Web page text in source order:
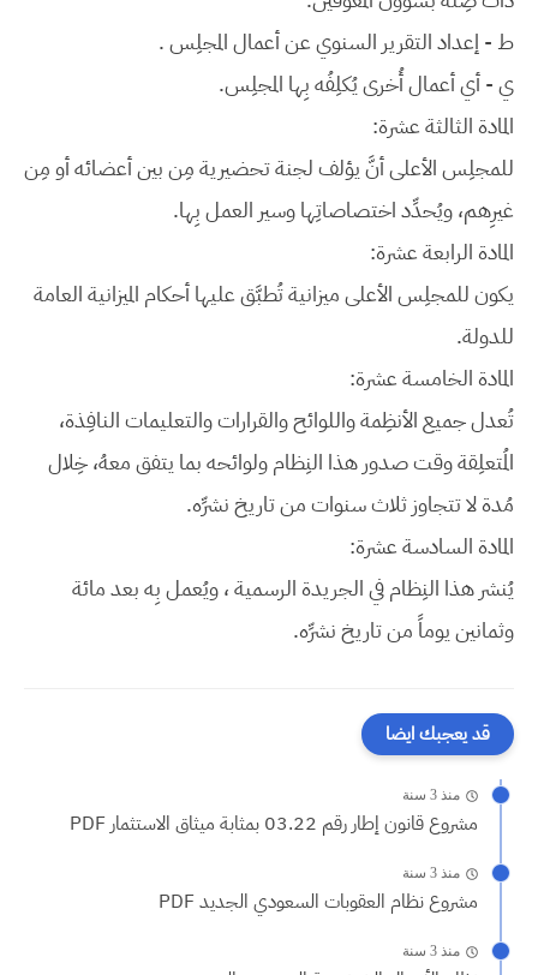
ط - إعداد التقرير السنوي عن أعمال المجلِس .
ي - أي أعمال أُخرى يُكلِفُه بِها المجلِس.
المادة الثالثة عشرة:
للمجلِس الأعلى أنَّ يؤلف لجنة تحضيرية مِن بين أعضائه أو مِن
غيرِهم، ويُحدِّد اختصاصاتِها وسير العمل بِها.
المادة الرابعة عشرة:
يكون للمجلِس الأعلى ميزانية تُطبَّق عليها أحكام الميزانية العامة
للدولة.
المادة الخامسة عشرة:
تُعدل جميع الأنظِمة واللوائح والقرارات والتعليمات النافِذة،
المُتعلِقة وقت صدور هذا النِظام ولوائحه بما يتفق معهُ، خِلال
مُدة لا تتجاوز ثلاث سنوات من تاريخ نشرِّه.
المادة السادسة عشرة:
يُنشر هذا النِظام في الجريدة الرسمية ، ويُعمل بِه بعد مائة
وثمانين يوماً من تاريخ نشرِّه.
قد يعجبك ايضا
منذ 3 سنة
مشروع قانون إطار رقم 03.22 بمثابة ميثاق الاستثمار PDF
منذ 3 سنة
مشروع نظام العقوبات السعودي الجديد PDF
منذ 3 سنة